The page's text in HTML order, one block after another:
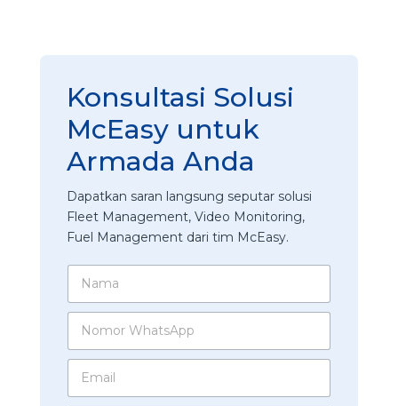
Konsultasi Solusi
McEasy untuk
Armada Anda
Dapatkan saran langsung seputar solusi
Fleet Management, Video Monitoring,
Fuel Management dari tim McEasy.
N
m
N
m
E
a